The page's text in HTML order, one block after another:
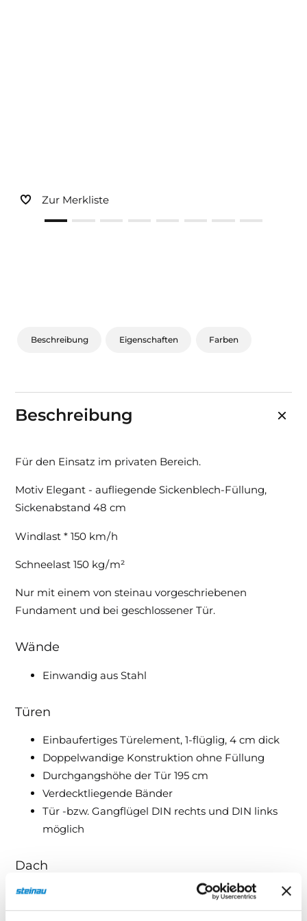
Zur Merkliste
Beschreibung Eigenschaften Farben
Beschreibung
Für den Einsatz im privaten Bereich.
Motiv Elegant - aufliegende Sickenblech-Füllung,
Sickenabstand 48 cm
Windlast * 150 km / h
Schneelast 150 kg / m²
Nur mit einem von steinau vorgeschriebenen
Fundament und bei geschlossener Tür.
Wände
Einwandig aus Stahl
Türen
Einbaufertiges Türelement, 1-flüglig, 4 cm dick
Doppelwandige Konstruktion ohne Füllung
Durchgangshöhe der Tür 195 cm
Verdecktliegende Bänder
Tür -bzw. Gangflügel DIN rechts und DIN links
möglich
Dach
Dachkomponente einwandig aus Stahl
Dachbleche gesickt